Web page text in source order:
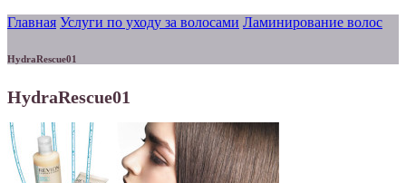
Главная Услуги по уходу за волосами Ламинирование волос
HydraRescue01
HydraRescue01